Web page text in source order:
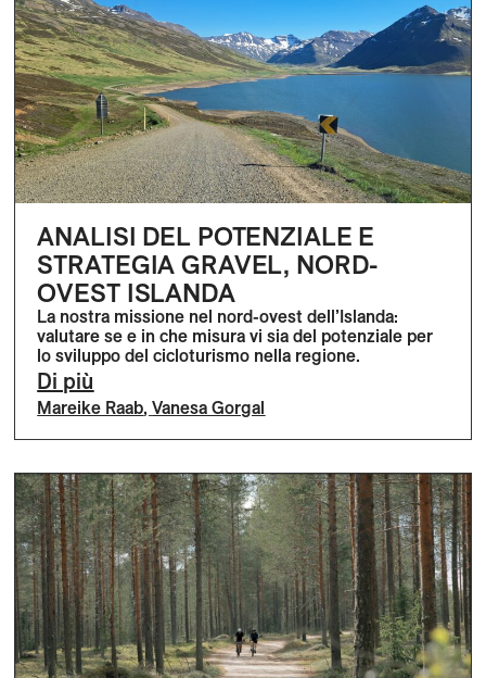
ANALISI DEL POTENZIALE E
STRATEGIA GRAVEL, NORD-
OVEST ISLANDA
La nostra missione nel nord-ovest dell’Islanda:
valutare se e in che misura vi sia del potenziale per
lo sviluppo del cicloturismo nella regione.
Di più
Mareike Raab,Vanesa Gorgal